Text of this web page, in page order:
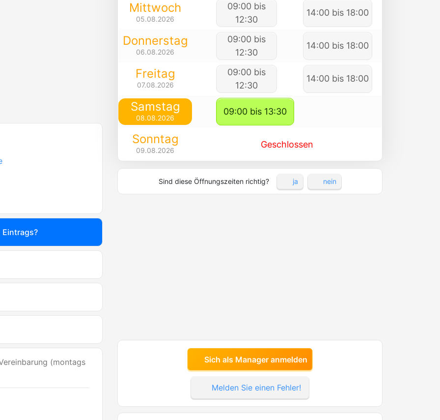
Eintrags?
(montags
Mittwoch
05.08.2026
09:00 bis
12:30
14:00 bis 18:00
Donnerstag
06.08.2026
09:00 bis
12:30
14:00 bis 18:00
Freitag
07.08.2026
09:00 bis
12:30
14:00 bis 18:00
Samstag
08.08.2026
09:00 bis 13:30
Sonntag
09.08.2026
Geschlossen
Sind diese Öffnungszeiten richtig? ja nein
Sich als Manager anmelden
Melden Sie einen Fehler!